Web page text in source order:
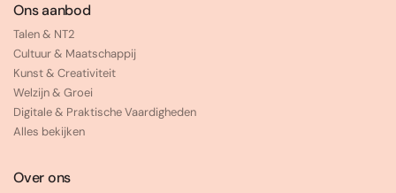
Ons aanbod
Talen & NT2
Cultuur & Maatschappij
Kunst & Creativiteit
Welzijn & Groei
Digitale & Praktische Vaardigheden
Alles bekijken
Over ons